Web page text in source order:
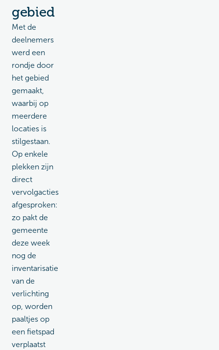
gebied
Met de
deelnemers
werd een
rondje door
het gebied
gemaakt,
waarbij op
meerdere
locaties is
stilgestaan.
Op enkele
plekken zijn
direct
vervolgacties
afgesproken:
zo pakt de
gemeente
deze week
nog de
inventarisatie
van de
verlichting
op, worden
paaltjes op
een fietspad
verplaatst